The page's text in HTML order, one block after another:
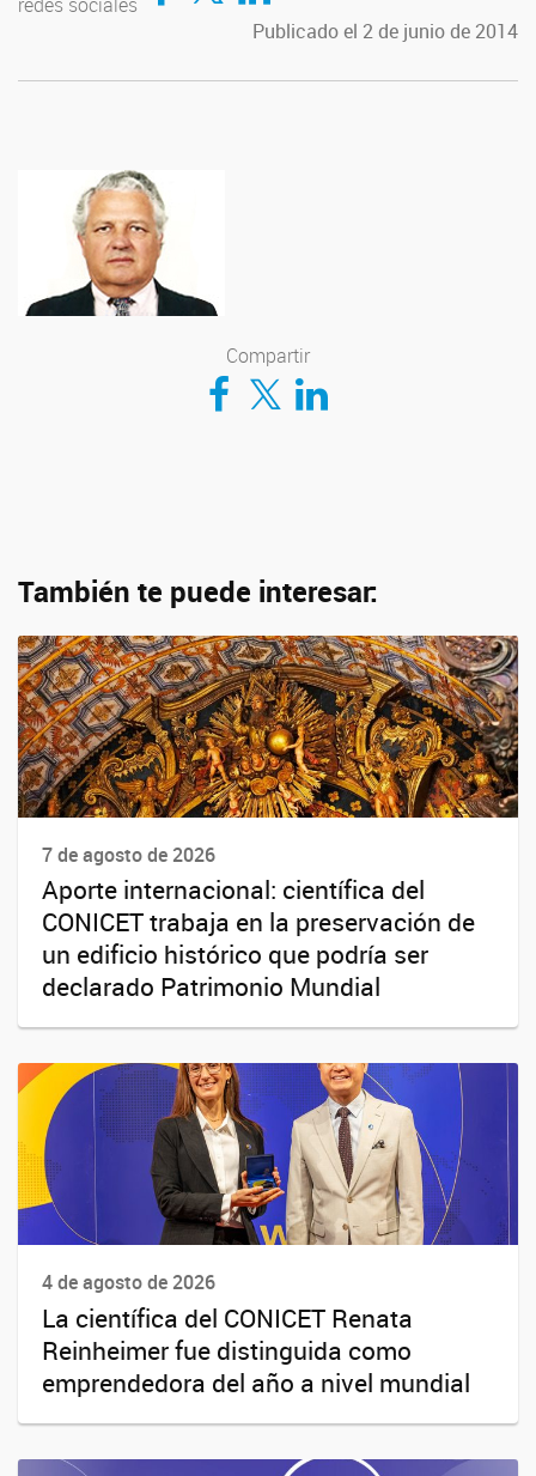
Publicado el 2 de junio de 2014
Compartir
Compartir en Facebook
Compartir en TwitterCompartir en LinkedIn
También te puede interesar:
7 de agosto de 2026
Aporte internacional: científica del
CONICET trabaja en la preservación de
un edificio histórico que podría ser
declarado Patrimonio Mundial
4 de agosto de 2026
La científica del CONICET Renata
Reinheimer fue distinguida como
emprendedora del año a nivel mundial